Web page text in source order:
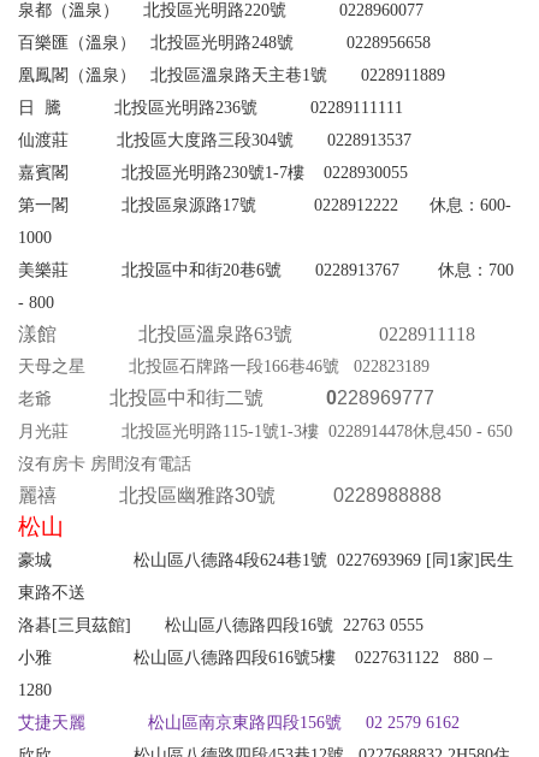
泉都（溫泉） 北投區光明路220號 0228960077
百樂匯（溫泉） 北投區光明路248號 0228956658
凰鳳閣（溫泉） 北投區溫泉路天主巷1號 0228911889
日 騰 北投區光明路236號 02289111111
仙渡莊 北投區大度路三段304號 0228913537
嘉賓閣 北投區光明路230號1-7樓 0228930055
第一閣 北投區泉源路17號 0228912222 休息：600-
1000
美樂莊 北投區中和街20巷6號 0228913767 休息：700
- 800
漾館 北投區溫泉路63號 0228911118
天母之星 北投區石牌路一段166巷46號
022823189
老爺
北投區中和街二號 0228969777
月光莊 北投區光明路115-1號1-3樓 0228914478休息450 - 650
沒有房卡 房間沒有電話
麗禧 北投區幽雅路30號 0228988888
松山
豪城 松山區八德路4段624巷1號 0227693969 [同 1家] 民生
東路不送
洛碁 [三貝茲館]
松山區八德路四段16號 22763 0555
小雅
松山區八德路四段616號5樓 0227631122 880 –
1280
艾捷天麗
松山區南京東路四段156號
02 2579 6162